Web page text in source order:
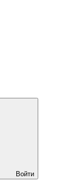
Войти